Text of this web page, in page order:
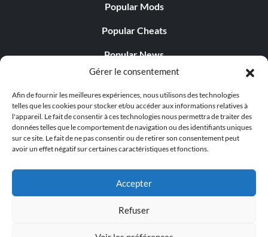
Gérer le consentement
Afin de fournir les meilleures expériences, nous utilisons des technologies
telles que les cookies pour stocker et/ou accéder aux informations relatives à
l'appareil. Le fait de consentir à ces technologies nous permettra de traiter des
données telles que le comportement de navigation ou des identifiants uniques
sur ce site. Le fait de ne pas consentir ou de retirer son consentement peut
avoir un effet négatif sur certaines caractéristiques et fonctions.
Accepter
Refuser
Popular Mods
Popular Cheats
Popular News
Popular Editorials
Popular Free Games
LATEST UPDATES